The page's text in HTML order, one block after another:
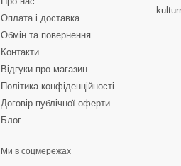
Оплата і доставка
Обмін та повернення
Контакти
Відгуки про магазин
Політика конфіденційності
Договір публічної оферти
Блог
Ми в соцмережах